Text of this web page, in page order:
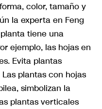
color, tamaño y
la experta en Feng
tiene una
ejemplo, las hojas en
Evita plantas
plantas con hojas
simbolizan la
plantas verticales